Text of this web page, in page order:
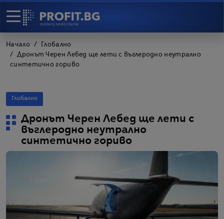
Начало
Глобално
Дронът Черен Лебед ще лети с въглеродно неутрално
синтетично гориво
Глобално
Дронът Черен Лебед ще лети с
въглеродно неутрално
синтетично гориво